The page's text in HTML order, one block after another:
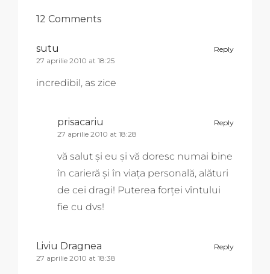
12 Comments
Reply
sutu
27 aprilie 2010 at 18:25
incredibil, as zice
Reply
prisacariu
27 aprilie 2010 at 18:28
vă salut și eu și vă doresc numai bine
în carieră și în viața personală, alături
de cei dragi! Puterea forței vîntului
fie cu dvs!
Reply
Liviu Dragnea
27 aprilie 2010 at 18:38